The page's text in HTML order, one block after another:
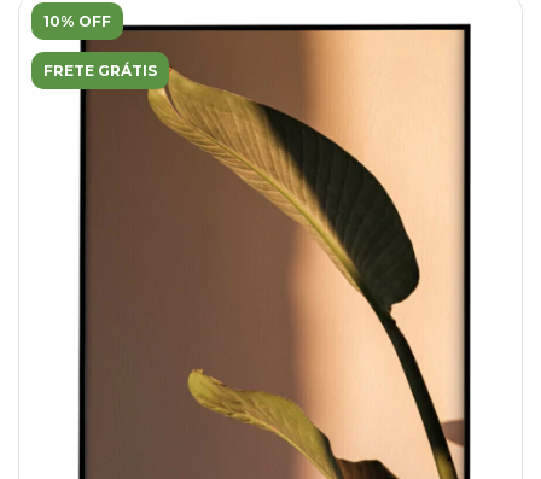
10% OFF
FRETE GRÁTIS